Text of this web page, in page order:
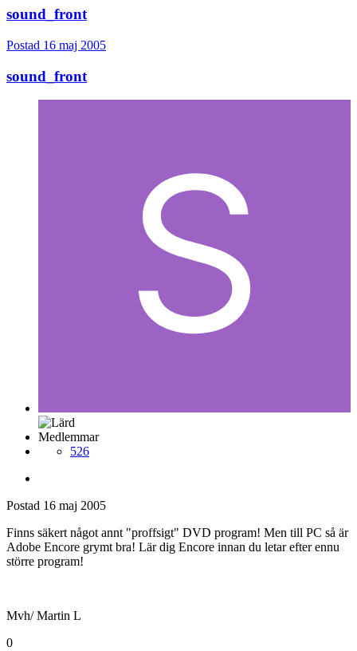
sound_front
Postad 16 maj 2005
sound_front
Medlemmar
526
Postad 16 maj 2005
Finns säkert något annt "proffsigt" DVD program! Men till PC så är
Adobe Encore grymt bra! Lär dig Encore innan du letar efter ennu
större program!
Mvh/ Martin L
0